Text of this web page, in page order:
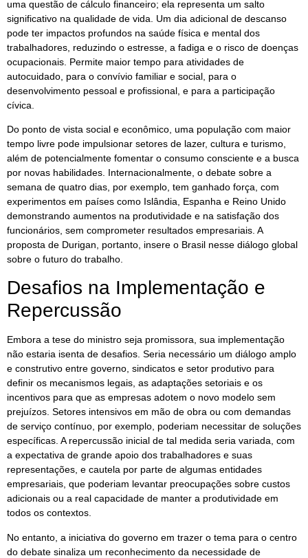
uma questão de cálculo financeiro; ela representa um salto
significativo na qualidade de vida. Um dia adicional de descanso
pode ter impactos profundos na saúde física e mental dos
trabalhadores, reduzindo o estresse, a fadiga e o risco de doenças
ocupacionais. Permite maior tempo para atividades de
autocuidado, para o convívio familiar e social, para o
desenvolvimento pessoal e profissional, e para a participação
cívica.
Do ponto de vista social e econômico, uma população com maior
tempo livre pode impulsionar setores de lazer, cultura e turismo,
além de potencialmente fomentar o consumo consciente e a busca
por novas habilidades. Internacionalmente, o debate sobre a
semana de quatro dias, por exemplo, tem ganhado força, com
experimentos em países como Islândia, Espanha e Reino Unido
demonstrando aumentos na produtividade e na satisfação dos
funcionários, sem comprometer resultados empresariais. A
proposta de Durigan, portanto, insere o Brasil nesse diálogo global
sobre o futuro do trabalho.
Desafios na Implementação e
Repercussão
Embora a tese do ministro seja promissora, sua implementação
não estaria isenta de desafios. Seria necessário um diálogo amplo
e construtivo entre governo, sindicatos e setor produtivo para
definir os mecanismos legais, as adaptações setoriais e os
incentivos para que as empresas adotem o novo modelo sem
prejuízos. Setores intensivos em mão de obra ou com demandas
de serviço contínuo, por exemplo, poderiam necessitar de soluções
específicas. A repercussão inicial de tal medida seria variada, com
a expectativa de grande apoio dos trabalhadores e suas
representações, e cautela por parte de algumas entidades
empresariais, que poderiam levantar preocupações sobre custos
adicionais ou a real capacidade de manter a produtividade em
todos os contextos.
No entanto, a iniciativa do governo em trazer o tema para o centro
do debate sinaliza um reconhecimento da necessidade de